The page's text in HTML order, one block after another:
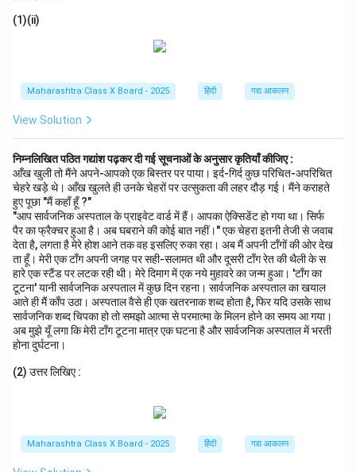
(1)(ii)
Maharashtra Class X Board - 2025 हिंदी गद्य आकलन
View Solution
निम्नलिखित पठित गद्यांश पढ़कर दी गई सूचनाओं के अनुसार कृतियाँ कीजिए :
आँख खुली तो मैंने अपने-आपको एक बिस्तर पर पाया। इर्द-गिर्द कुछ परिचित-अपरिचित
चेहरे खड़े थे। आँख खुलते ही उनके चेहरों पर उत्सुकता की लहर दौड़ गई। मैंने कराहते
हुए पूछा "मैं कहाँ हूँ ?"
"आप सार्वजनिक अस्पताल के प्राइवेट वार्ड में हैं। आपका ऐक्सिडेंट हो गया था। सिर्फ
पैर का फ्रैक्चर हुआ है। अब घबराने की कोई बात नहीं।" एक चेहरा इतनी तेजी से जवाब
देता है, लगता है मेरे होश आने तक वह इसलिए रुका रहा। अब मैं अपनी टाँगों की ओर देख
ता हूँ। मेरी एक टाँग अपनी जगह पर सही-सलामत थी और दूसरी टाँग रेत की थैली के स
हारे एक स्टैंड पर लटक रही थी। मेरे दिमाग में एक नये मुहावरे का जन्म हुआ। 'टाँग का
टूटना' यानी सार्वजनिक अस्पताल में कुछ दिन रहना। सार्वजनिक अस्पताल का खयाल
आते ही मैं काँप उठा। अस्पताल वैसे ही एक खतरनाक शब्द होता है, फिर यदि उसके साथ
सार्वजनिक शब्द चिपका हो तो समझो आत्मा से परमात्मा के मिलन होने का समय आ गया।
अब मुझे यूँ लगा कि मेरी टाँग टूटना मात्र एक घटना है और सार्वजनिक अस्पताल में भरती
होना दुर्घटना।
(2) उत्तर लिखिए :
Maharashtra Class X Board - 2025 हिंदी गद्य आकलन